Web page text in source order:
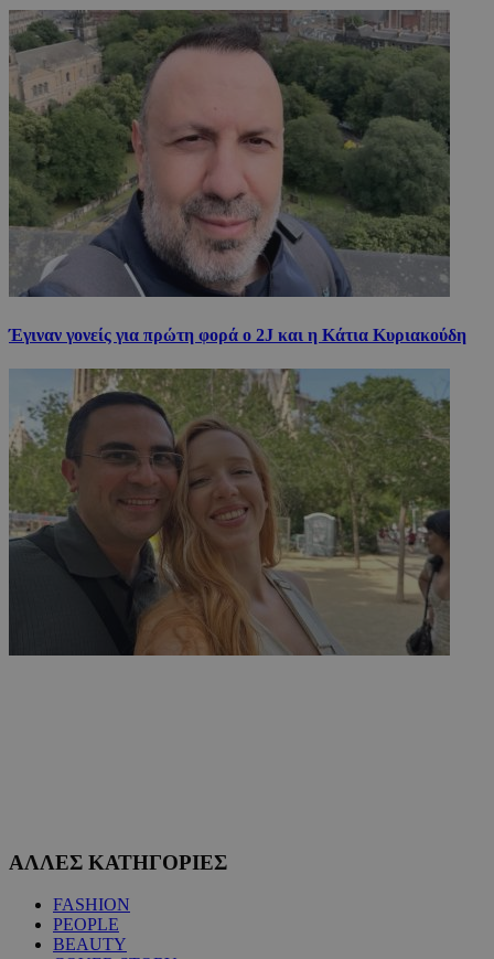
Έγιναν γονείς για πρώτη φορά ο 2J και η Κάτια Κυριακούδη
ΑΛΛΕΣ ΚΑΤΗΓΟΡΙΕΣ
FASHION
PEOPLE
BEAUTY